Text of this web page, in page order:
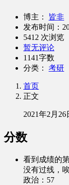
博主：
皆非
发布时间：
5412 次浏览
暂无评论
1141字数
分类：
考研
首页
正文
2021年2月
分数
看到成绩的
没有过线，
政治：57